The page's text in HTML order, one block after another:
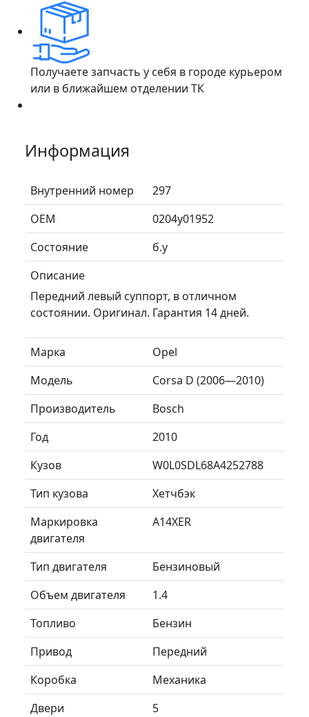
Получаете запчасть у себя в городе курьером
или в ближайшем отделении ТК
Информация
Внутренний номер
297
ОЕМ
0204y01952
Состояние
б.у
Описание
Передний левый суппорт, в отличном
состоянии. Оригинал. Гарантия 14 дней.
Марка
Opel
Модель
Corsa D (2006—2010)
Производитель
Bosch
Год
2010
Кузов
W0L0SDL68A4252788
Тип кузова
Хетчбэк
Маркировка
двигателя
A14XER
Тип двигателя
Бензиновый
Объем двигателя
1.4
Топливо
Бензин
Привод
Передний
Коробка
Механика
Двери
5